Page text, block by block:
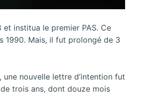
institua le premier PAS. Ce
1990. Mais, il fut prolongé de 3
nouvelle lettre d’intention fut
trois ans, dont douze mois